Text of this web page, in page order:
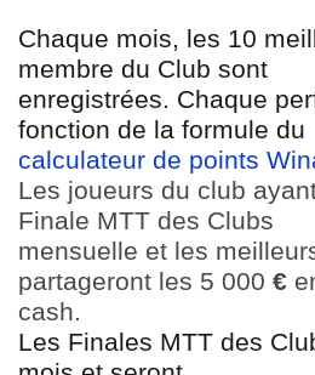
Chaque mois, les 10
membre du Club sont
enregistrées. Chaque
fonction de la formule du
calculateur de points
Les joueurs du club
Finale MTT des Clubs
mensuelle et les
partageront les 5 000 €
cash.
Les Finales MTT des